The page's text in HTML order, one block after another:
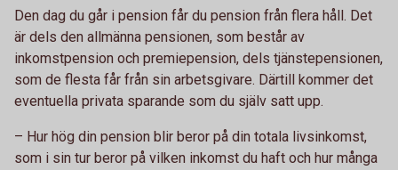
Den dag du går i pension får du pension från flera håll. Det
är dels den allmänna pensionen, som består av
inkomstpension och premiepension, dels tjänstepensionen,
som de flesta får från sin arbetsgivare. Därtill kommer det
eventuella privata sparande som du själv satt upp.
– Hur hög din pension blir beror på din totala livsinkomst,
som i sin tur beror på vilken inkomst du haft och hur många